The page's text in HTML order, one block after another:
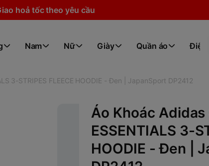
hoả tốc theo yêu cầu
Nam Nữ Giày Quần áo Điện
3-STRIPES FLEECE HOODIE - Đen | JapanSport DP2412
Áo Khoác
ESSENTIALS 3-
HOODIE - Đen |